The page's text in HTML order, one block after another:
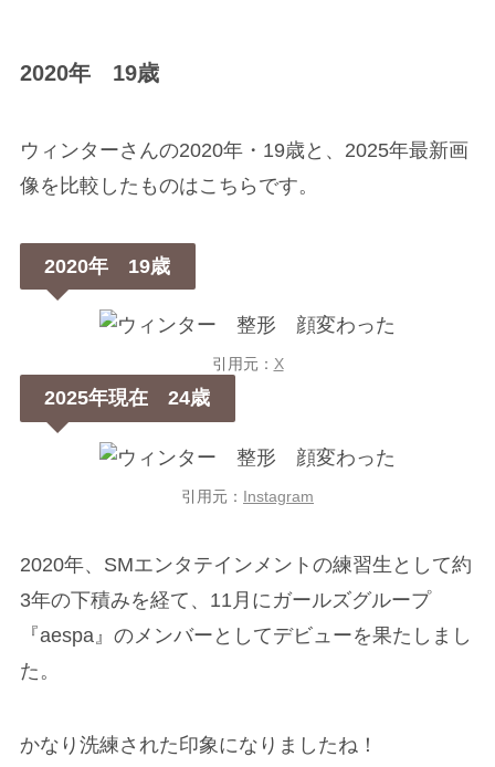
2020年 19歳
ウィンターさんの2020年・19歳と、2025年最新画
像を比較したものはこちらです。
2020年 19歳
引用元： X
2025年現在 24歳
引用元： Instagram
2020年、SMエンタテインメントの練習生として約
3年の下積みを経て、11月にガールズグループ
『aespa』のメンバーとしてデビューを果たしまし
た。
かなり洗練された印象になりましたね！